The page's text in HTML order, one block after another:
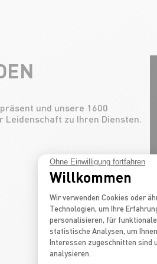
und unsere 1600
zu Ihren Diensten.
Ohne Einwilligung fortfahren
Willkommen
Wir verwenden Cookies oder
Technologien, um Ihre
personalisieren, für
statistische Analysen, um
Interessen zugeschnitten sind
analysieren.